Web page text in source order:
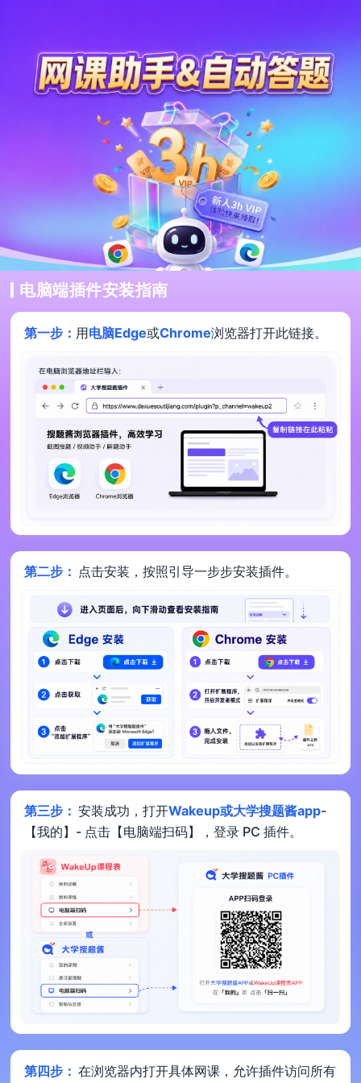
电脑端插件安装指南
第一步： 用电脑Edge或Chrome浏览器打开此链接。
第二步： 点击安装，按照引导一步步安装插件。
第三步： 安装成功，打开Wakeup或大学搜题酱app-
【我的】- 点击【电脑端扫码】，登录 PC 插件。
第四步： 在浏览器内打开具体网课，允许插件访问所有